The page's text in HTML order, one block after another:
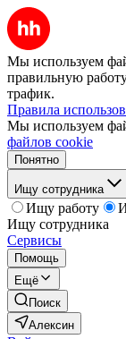
Мы используем
правильную
трафик.
Правила
Мы используем
файлов cookie
Понятно
Ищу сотрудника
Ищу работу
Ищу сотрудника
Сервисы
Помощь
Ещё
Поиск
Алексин